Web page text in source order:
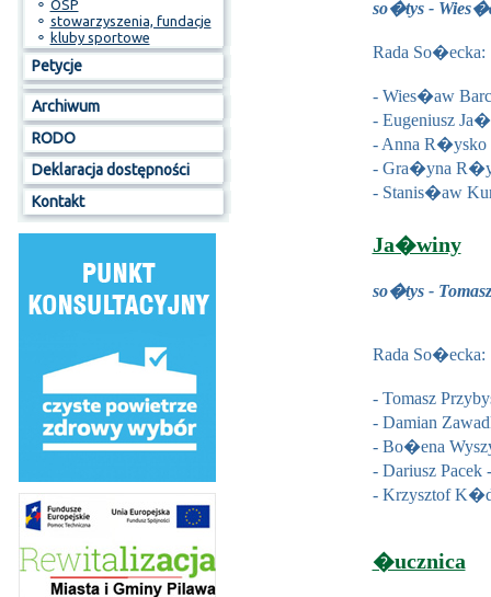
⚬ OSP
⚬ stowarzyszenia, fundacje
⚬ kluby sportowe
Petycje
Archiwum
RODO
Deklaracja dostępności
Kontakt
so�tys -
Rada So�ecka:
- Wies�aw
- Eugeniusz
- Anna
- Gra�yna
- Stanis�aw
Ja�winy
so�tys -
Rada So�ecka:
- Tomasz
- Damian
- Bo�ena
- Dariusz
- Krzysztof
�ucznica